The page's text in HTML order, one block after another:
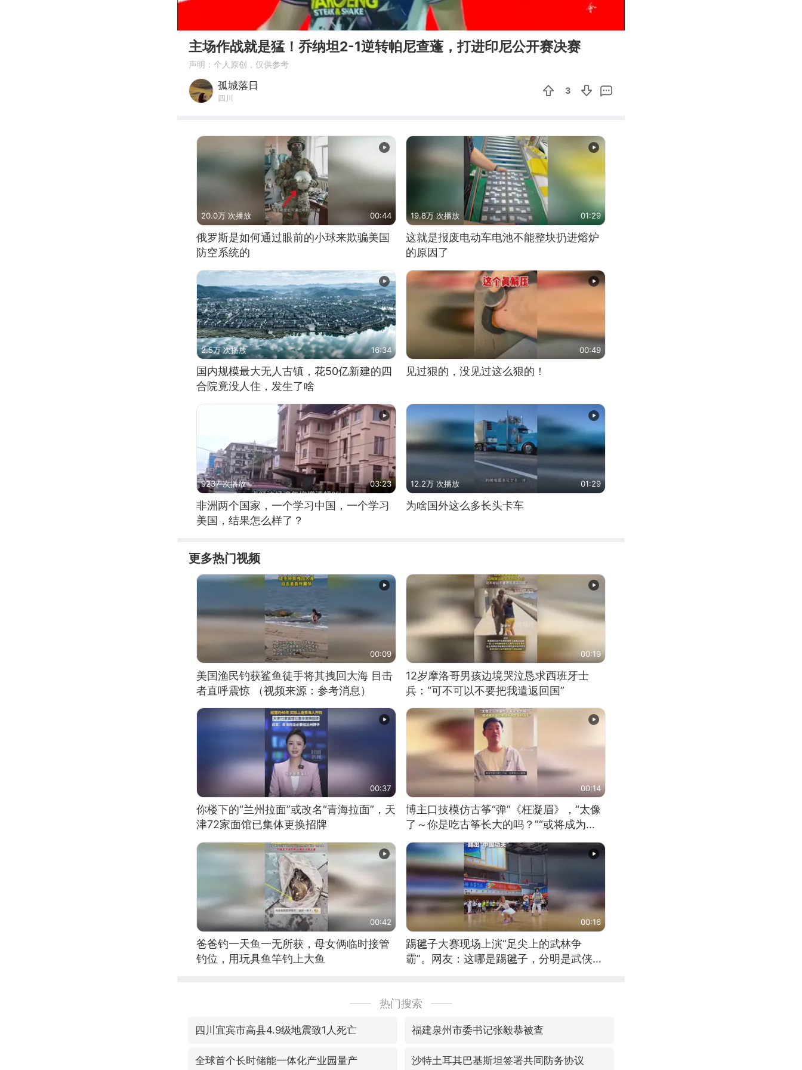
主场作战就是猛！乔纳坦2-1逆转帕尼查蓬，打进印尼公开赛决赛
声明：个人原创，仅供参考
孤城落日
四川
3
20.0万 次播放 00:44
俄罗斯是如何通过眼前的小球来欺骗美国
防空系统的
19.8万 次播放 01:29
这就是报废电动车电池不能整块扔进熔炉
的原因了
2.5万 次播放 16:34
国内规模最大无人古镇，花50亿新建的四
合院竟没人住，发生了啥
00:49
见过狠的，没见过这么狠的！
9237 次播放 03:23
非洲两个国家，一个学习中国，一个学习
美国，结果怎么样了？
12.2万 次播放 01:29
为啥国外这么多长头卡车
更多热门视频
00:09
美国渔民钓获鲨鱼徒手将其拽回大海 目击
者直呼震惊 （视频来源：参考消息）
00:19
12岁摩洛哥男孩边境哭泣恳求西班牙士
兵：“可不可以不要把我遣返回国”
00:37
你楼下的“兰州拉面”或改名“青海拉面”，天
津72家面馆已集体更换招牌
00:14
博主口技模仿古筝“弹”《枉凝眉》，“太像
了～你是吃古筝长大的吗？”“或将成为首
位考级不带古筝的选手。”（来源：新华每
日电讯）
00:42
爸爸钓一天鱼一无所获，母女俩临时接管
钓位，用玩具鱼竿钓上大鱼
00:16
踢毽子大赛现场上演“足尖上的武林争
霸”。网友：这哪是踢毽子，分明是武侠片
热门搜索
四川宜宾市高县4.9级地震致1人死亡 福建泉州市委书记张毅恭被查
全球首个长时储能一体化产业园量产 沙特土耳其巴基斯坦签署共同防务协议